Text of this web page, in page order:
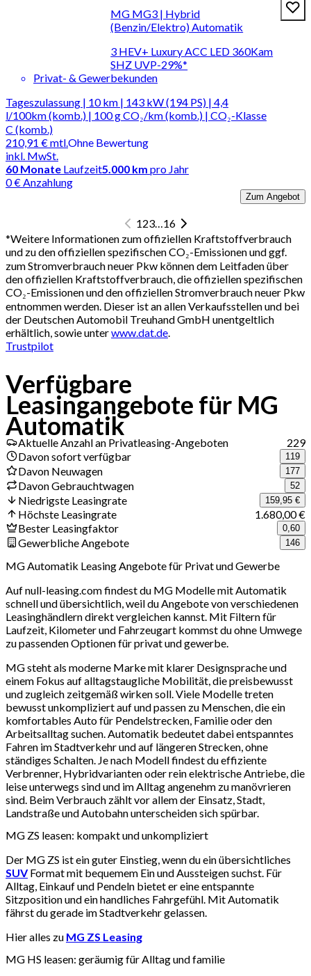
MG MG3 | Hybrid
(Benzin/Elektro) Automatik
3 HEV+ Luxury ACC LED 360Kam
SHZ UVP-29%*
Privat- & Gewerbekunden
Tageszulassung | 10 km | 143 kW (194 PS) | 4,4
l/100km (komb.) | 100 g CO₂/km (komb.) | CO₂-Klasse
C (komb.)
210,91 €mtl.
inkl. MwSt.
Ohne Bewertung
60 Monate Laufzeit5.000 km pro Jahr
0 € Anzahlung
Zum Angebot
123…16
*Weitere Informationen zum offiziellen Kraftstoffverbrauch
und zu den offiziellen spezifischen CO₂-Emissionen und ggf.
zum Stromverbrauch neuer Pkw können dem Leitfaden über
den offiziellen Kraftstoffverbrauch, die offiziellen spezifischen
CO₂-Emissionen und den offiziellen Stromverbrauch neuer Pkw
entnommen werden. Dieser ist an allen Verkaufsstellen und bei
der Deutschen Automobil Treuhand GmbH unentgeltlich
erhältlich, sowie unterwww.dat.de
Trustpilot
Verfügbare
Leasingangebote für MG
Automatik
Aktuelle Anzahl an Privatleasing-Angeboten
229
Davon sofort verfügbar
119
Davon Neuwagen 177
Davon Gebrauchtwagen 52
Niedrigste Leasingrate 159,95 €
Höchste Leasingrate
1.680,00 €
Bester Leasingfaktor
0,60
Gewerbliche Angebote 146
MG Automatik Leasing Angebote für Privat und Gewerbe
Auf null-leasing.com findest du MG Modelle mit Automatik
schnell und übersichtlich, weil du Angebote von verschiedenen
Leasinghändlern direkt vergleichen kannst. Mit Filtern für
Laufzeit, Kilometer und Fahrzeugart kommst du ohne Umwege
zu passenden Optionen für privat und gewerbe.
MG steht als moderne Marke mit klarer Designsprache und
einem Fokus auf alltagstaugliche Mobilität, die preisbewusst
und zugleich zeitgemäß wirken soll. Viele Modelle treten
bewusst unkompliziert auf und passen zu Menschen, die ein
komfortables Auto für Pendelstrecken, Familie oder den
Arbeitsalltag suchen. Automatik bedeutet dabei entspanntes
Fahren im Stadtverkehr und auf längeren Strecken, ohne
ständiges Schalten. Je nach Modell findest du effiziente
Verbrenner, Hybridvarianten oder rein elektrische Antriebe, die
leise unterwegs sind und im Alltag angenehm zu manövrieren
sind. Beim Verbrauch zählt vor allem der Einsatz, Stadt,
Landstraße und Autobahn unterscheiden sich spürbar.
MG ZS leasen: kompakt und unkompliziert
Der MG ZS ist ein guter Einstieg, wenn du ein übersichtliches
SUVFormat mit bequemem Ein und Aussteigen suchst. Für
Alltag, Einkauf und Pendeln bietet er eine entspannte
Sitzposition und ein handliches Fahrgefühl. Mit Automatik
fährst du gerade im Stadtverkehr gelassen.
Hier alles zu MG ZS Leasing
MG HS leasen: geräumig für Alltag und familie